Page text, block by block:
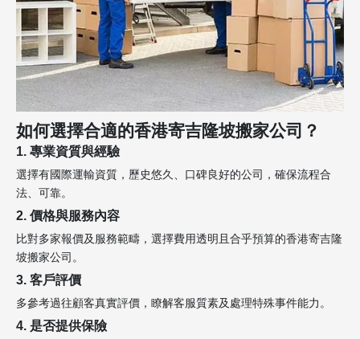
如何選擇合適的香港寄吉隆坡搬家公司？
1. 專業資質與經驗
選擇有國際運輸資質，歷史悠久、口碑良好的公司，確保流程合
法、可靠。
2. 價格與服務內容
比對多家報價及服務範疇，選擇費用透明且合乎預算的香港寄吉隆
坡搬家公司。
3. 客戶評價
多參考過往顧客真實評價，瞭解客服質素及處理特殊事件能力。
4. 是否提供保險